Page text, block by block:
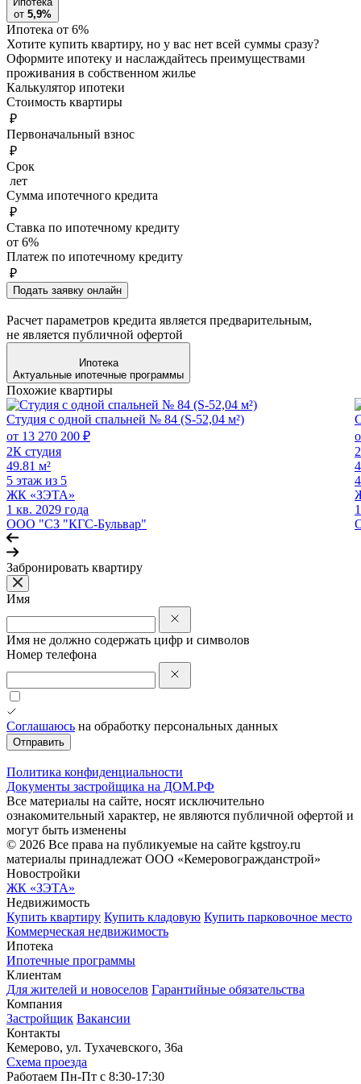
от 5,9%
Ипотека от 6%
Хотите купить квартиру, но у вас нет всей суммы сразу?
Оформите ипотеку и наслаждайтесь преимуществами
проживания в собственном жилье
Калькулятор ипотеки
Стоимость квартиры
₽
Первоначальный взнос
₽
Срок
лет
Сумма ипотечного кредита
₽
Ставка по ипотечному кредиту
от 6%
Платеж по ипотечному кредиту
₽
Подать заявку онлайн
Расчет параметров кредита является предварительным,
не является публичной офертой
Ипотека
Актуальные ипотечные программы
Похожие квартиры
Студия с одной спальней № 84 (S-52,04 м²)
от 13 270 200 ₽
2К студия
49.81 м²
5 этаж из 5
ЖК «ЗЭТА»
1 кв. 2029 года
ООО "СЗ "КГС-Бульвар"
Забронировать квартиру
Имя
Имя не должно содержать цифр и символов
Номер телефона
Соглашаюсь на обработку персональных данных
Отправить
Политика конфиденциальности
Документы застройщика на ДОМ.РФ
Все материалы на сайте, носят исключительно
ознакомительный характер, не являются публичной офертой и
могут быть изменены
© 2026 Все права на публикуемые на сайте kgstroy.ru
материалы принадлежат ООО «Кемеровогражданстрой»
Новостройки
ЖК «ЗЭТА»
Недвижимость
Купить квартиру Купить кладовую Купить парковочное место
Коммерческая недвижимость
Ипотека
Ипотечные программы
Клиентам
Для жителей и новоселов Гарантийные обязательства
Компания
Застройщик Вакансии
Контакты
Кемерово, ул. Тухачевского, 36а
Схема проезда
Работаем Пн-Пт с 8:30-17:30